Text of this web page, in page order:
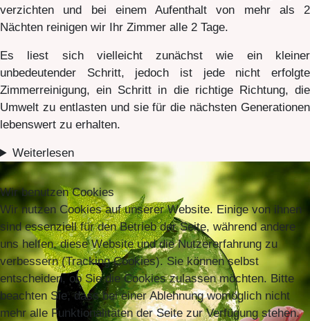
verzichten und bei einem Aufenthalt von mehr als 2
Nächten reinigen wir Ihr Zimmer alle 2 Tage.
Es liest sich vielleicht zunächst wie ein kleiner
unbedeutender Schritt, jedoch ist jede nicht erfolgte
Zimmerreinigung, ein Schritt in die richtige Richtung, die
Umwelt zu entlasten und sie für die nächsten Generationen
lebenswert zu erhalten.
Weiterlesen
Wir benutzen Cookies
Wir nutzen Cookies auf unserer Website. Einige von ihnen
sind essenziell für den Betrieb der Seite, während andere
uns helfen, diese Website und die Nutzererfahrung zu
verbessern (Tracking Cookies). Sie können selbst
entscheiden, ob Sie die Cookies zulassen möchten. Bitte
beachten Sie, dass bei einer Ablehnung womöglich nicht
mehr alle Funktionalitäten der Seite zur Verfügung stehen.